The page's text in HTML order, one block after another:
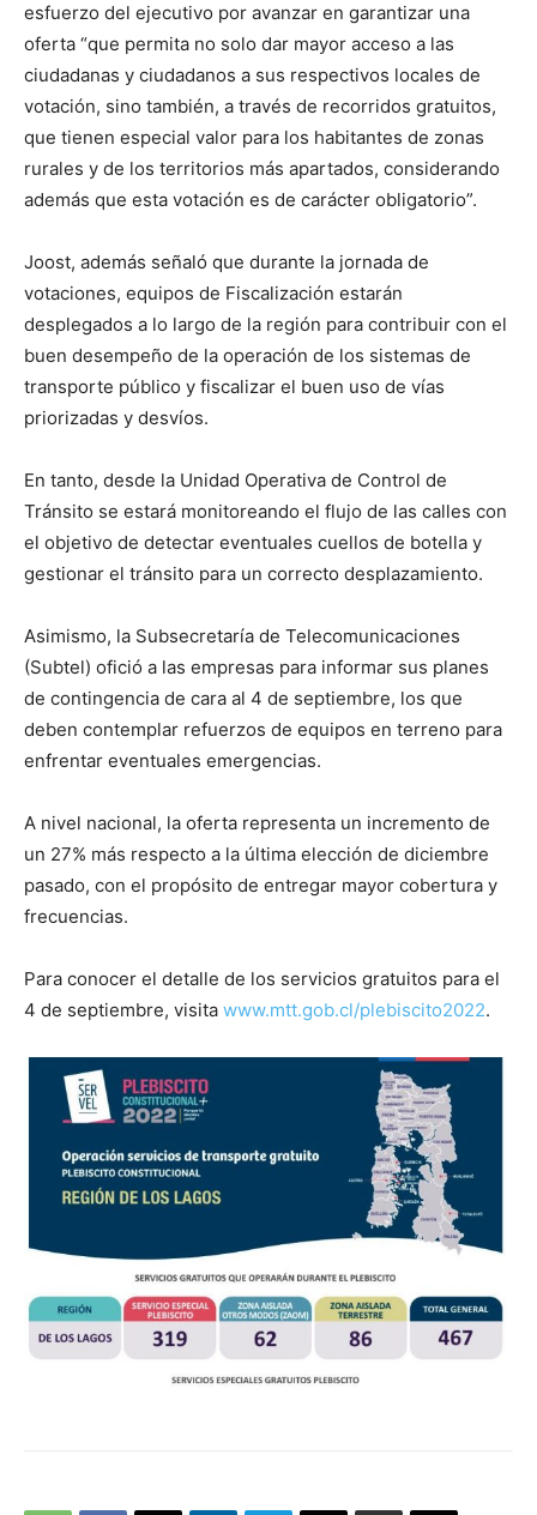
esfuerzo del ejecutivo por avanzar en garantizar una
oferta “que permita no solo dar mayor acceso a las
ciudadanas y ciudadanos a sus respectivos locales de
votación, sino también, a través de recorridos gratuitos,
que tienen especial valor para los habitantes de zonas
rurales y de los territorios más apartados, considerando
además que esta votación es de carácter obligatorio”.
Joost, además señaló que durante la jornada de
votaciones, equipos de Fiscalización estarán
desplegados a lo largo de la región para contribuir con el
buen desempeño de la operación de los sistemas de
transporte público y fiscalizar el buen uso de vías
priorizadas y desvíos.
En tanto, desde la Unidad Operativa de Control de
Tránsito se estará monitoreando el flujo de las calles con
el objetivo de detectar eventuales cuellos de botella y
gestionar el tránsito para un correcto desplazamiento.
Asimismo, la Subsecretaría de Telecomunicaciones
(Subtel) ofició a las empresas para informar sus planes
de contingencia de cara al 4 de septiembre, los que
deben contemplar refuerzos de equipos en terreno para
enfrentar eventuales emergencias.
A nivel nacional, la oferta representa un incremento de
un 27% más respecto a la última elección de diciembre
pasado, con el propósito de entregar mayor cobertura y
frecuencias.
Para conocer el detalle de los servicios gratuitos para el
4 de septiembre, visita www.mtt.gob.cl/plebiscito2022.